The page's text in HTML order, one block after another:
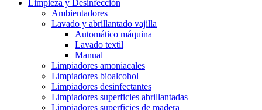
Limpieza y Desinfección
Ambientadores
Lavado y abrillantado vajilla
Automático máquina
Lavado textil
Manual
Limpiadores amoniacales
Limpiadores bioalcohol
Limpiadores desinfectantes
Limpiadores superficies abrillantadas
Limpiadores superficies de madera